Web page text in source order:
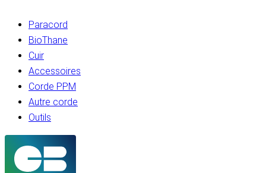
Paracord
BioThane
Cuir
Accessoires
Corde PPM
Autre corde
Outils